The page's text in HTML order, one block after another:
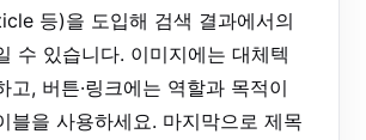
등)을 도입해 검색 결과에서의
수 있습니다. 이미지에는 대체텍
고, 버튼·링크에는 역할과 목적이
블을 사용하세요. 마지막으로 제목